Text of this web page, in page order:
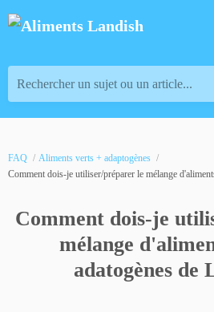
Rechercher un sujet ou un article...
FAQ
Aliments verts + adaptogènes
Comment dois-je utiliser/préparer le mélange
Comment dois-je
mélange
adatogènes de